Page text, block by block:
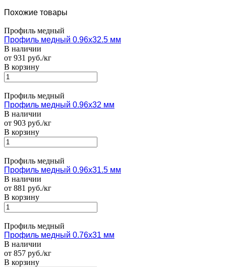
Похожие товары
Профиль медный
Профиль медный 0.96х32.5 мм
В наличии
от 931 руб./кг
В корзину
Профиль медный
Профиль медный 0.96х32 мм
В наличии
от 903 руб./кг
В корзину
Профиль медный
Профиль медный 0.96х31.5 мм
В наличии
от 881 руб./кг
В корзину
Профиль медный
Профиль медный 0.76х31 мм
В наличии
от 857 руб./кг
В корзину